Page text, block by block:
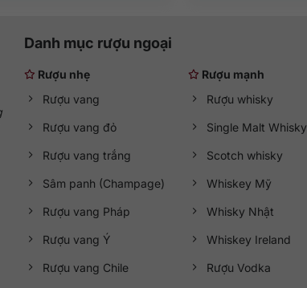
Danh mục rượu ngoại
Rượu nhẹ
Rượu vang
Rượu vang đỏ
Rượu vang trắng
Sâm panh (Champage)
Rượu vang Pháp
Rượu vang Ý
Rượu vang Chile
Rượu mạnh
Rượu whisky
Single Malt Whisky
Scotch whisky
Whiskey Mỹ
Whisky Nhật
Whiskey Ireland
Rượu Vodka